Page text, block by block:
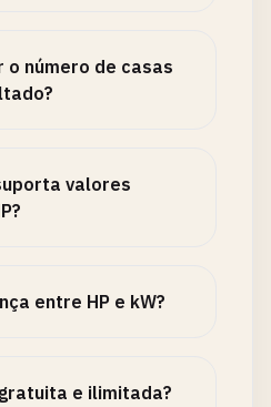
o número de casas
valores
entre HP e kW?
e ilimitada?